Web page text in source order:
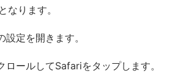
なります。
設定を開きます。
ロールしてSafariをタップします。